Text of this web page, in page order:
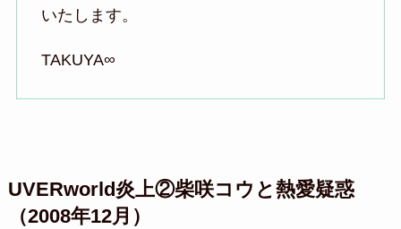
いたします。
TAKUYA∞
UVERworld炎上②柴咲コウと熱愛疑惑
（2008年12月）